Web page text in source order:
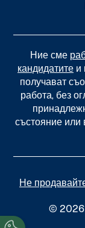
Ние сме
кандидатите и
получават
работа, без
състояние или
Не
© 2026